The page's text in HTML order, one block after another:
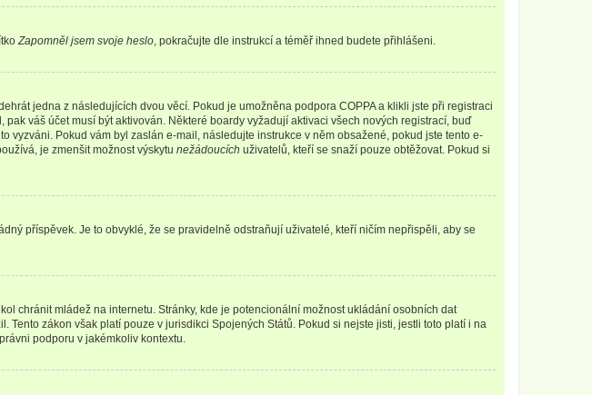
Zapomněl jsem svoje heslo , pokračujte dle instrukcí a téměř ihned budete přihlášeni.
jedna z následujících dvou věcí. Pokud je umožněna podpora COPPA a klikli jste při registraci
váš účet musí být aktivován. Některé boardy vyžadují aktivaci všech nových registrací, buď
vyzváni. Pokud vám byl zaslán e-mail, následujte instrukce v něm obsažené, pokud jste tento e-
je zmenšit možnost výskytu nežádoucích uživatelů, kteří se snaží pouze obtěžovat. Pokud si
příspěvek. Je to obvyklé, že se pravidelně odstraňují uživatelé, kteří ničím nepřispěli, aby se
chránit mládež na internetu. Stránky, kde je potencionální možnost ukládání osobních dat
zákon však platí pouze v jurisdikci Spojených Států. Pokud si nejste jisti, jestli toto platí i na
podporu v jakémkoliv kontextu.